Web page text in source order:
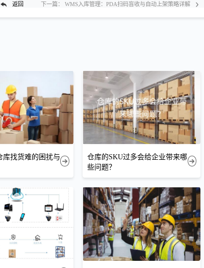
返回 下一篇： WMS入库管理：PDA扫码盲收与自动上架策略详解
库找货难的困扰与
仓库的SKU过多会给企业带来哪
些问题？